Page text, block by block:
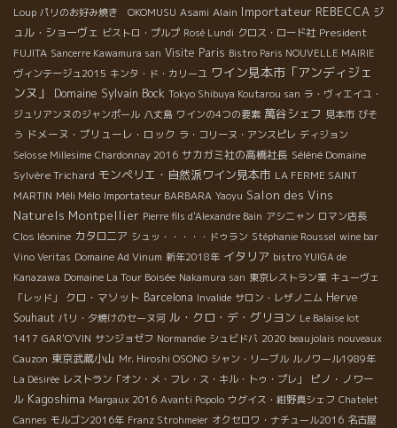
Loup パリのお好み焼き OKOMUSU Asami Alain Importateur REBECCA ジ
ュル・ショーヴェ ビストロ・プルプ Rosé Lundi クロス・ロード社 President
FUJITA Sancerre Kawamura san Visite Paris Bistro Paris NOUVELLE MAIRIE
ヴィンテージュ2015 キンタ・ド・カリーユ ワイン見本市「アンディジェ
ンヌ」
Domaine Sylvain Bock Tokyo Shibuya Koutarou san ラ・ヴィエイユ・
ジュリアンヌのジャンポール 八丈島 ワインの4つの要素 萬谷シェフ 見本市 びそ
う ドメーヌ・プリューレ・ロック ラ・コリーヌ・アンスピレ ディジョン
Selosse Millesime Chardonnay 2016 サカガミ社の高橋社長 Séléné Domaine
Sylvère Trichard モンペリエ・自然派ワイン見本市 LA FERME SAINT
MARTIN Méli Mélo Importateur BARBARA Yaoyu Salon des Vins
Naturels Montpellier Pierre fils d'Alexandre Bain アシニャン ロマン店長
Clos léonine カタロニア シュッ・・・・・ドゥラン Stéphanie Roussel wine bar
Vino Veritas Domaine Ad Vinum 新年2018年 イタリア bistro YUIGA de
Kanazawa Domaine La Tour Boisée Nakamura san 東京レストラン業 キューヴェ
「レッド」
クロ・マソット Barcelona Invalide サロン・レザノニム Herve
Souhaut パリ・夕焼けのセーヌ河 ル・クロ・デ・グリヨン Le Balaise lot
1417 GAR'O'VIN サンジョゼフ Normandie シュビドバ 2020 beaujolais nouveaux
Cauzon 東京武蔵小山 Mr. Hiroshi OSONO シャン・リーブル ルノワール1989年
La Désirée レストラン「オン・メ・フレ・ス・キル・トゥ・プレ」
ピノ・ノワー
ル Kagoshima Margaux 2016 Avanti Popolo ウグイス・紺野真シェフ Chatelet
Cannes モルゴン2016年 Franz Strohmeier オクセロワ・ナチュール2016 名古屋